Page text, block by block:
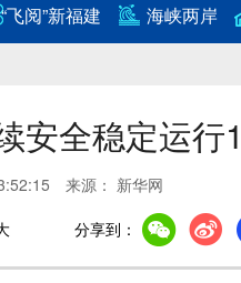
“飞阅”新福建 海峡两岸
安全稳定运行
来源： 新华网
分享到：